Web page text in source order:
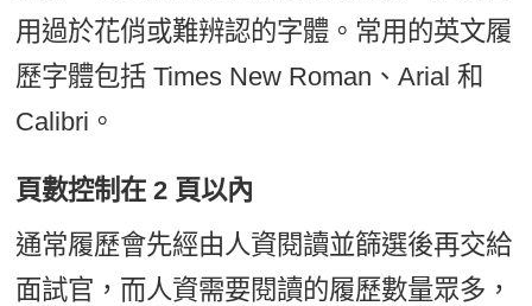
用過於花俏或難辨認的字體。常用的英文履
歷字體包括 Times New Roman、Arial 和
Calibri。
頁數控制在 2 頁以內
通常履歷會先經由人資閱讀並篩選後再交給
面試官，而人資需要閱讀的履歷數量眾多，